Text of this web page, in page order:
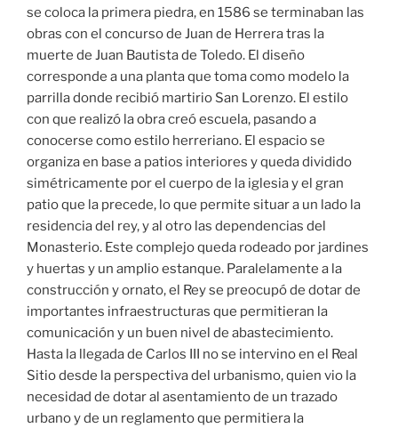
se coloca la primera piedra, en 1586 se terminaban las
obras con el concurso de Juan de Herrera tras la
muerte de Juan Bautista de Toledo. El diseño
corresponde a una planta que toma como modelo la
parrilla donde recibió martirio San Lorenzo. El estilo
con que realizó la obra creó escuela, pasando a
conocerse como estilo herreriano. El espacio se
organiza en base a patios interiores y queda dividido
simétricamente por el cuerpo de la iglesia y el gran
patio que la precede, lo que permite situar a un lado la
residencia del rey, y al otro las dependencias del
Monasterio. Este complejo queda rodeado por jardines
y huertas y un amplio estanque. Paralelamente a la
construcción y ornato, el Rey se preocupó de dotar de
importantes infraestructuras que permitieran la
comunicación y un buen nivel de abastecimiento.
Hasta la llegada de Carlos III no se intervino en el Real
Sitio desde la perspectiva del urbanismo, quien vio la
necesidad de dotar al asentamiento de un trazado
urbano y de un reglamento que permitiera la